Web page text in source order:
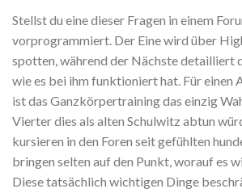
Stellst du eine dieser Fragen in einem
vorprogrammiert. Der Eine wird über
spotten, während der Nächste detailliert
wie es bei ihm funktioniert hat. Für einen
ist das Ganzkörpertraining das einzig
Vierter dies als alten Schulwitz abtun
kursieren in den Foren seit gefühlten
bringen selten auf den Punkt, worauf es
Diese tatsächlich wichtigen Dinge